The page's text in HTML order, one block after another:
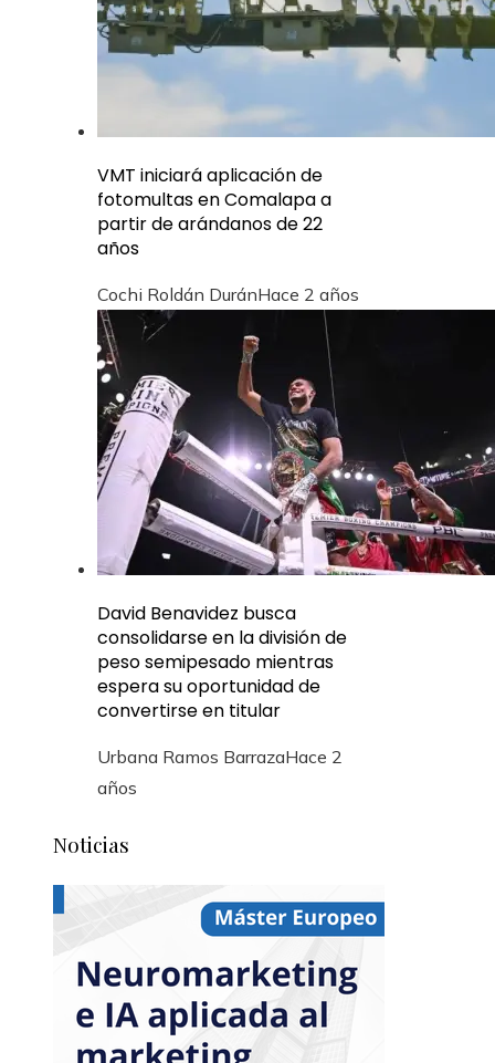
VMT iniciará aplicación de
fotomultas en Comalapa a
partir de arándanos de 22
años
Cochi Roldán DuránHace 2 años
David Benavidez busca
consolidarse en la división de
peso semipesado mientras
espera su oportunidad de
convertirse en titular
Urbana Ramos BarrazaHace 2
años
Noticias